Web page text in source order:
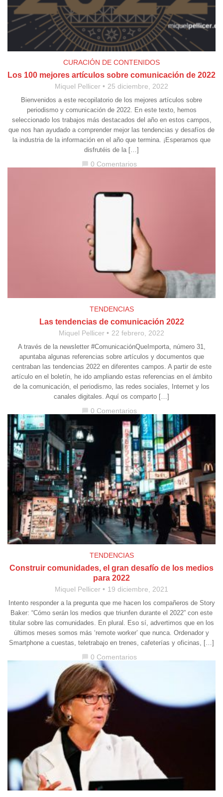
CURACIÓN DE CONTENIDOS
Los 100 mejores artículos sobre comunicación de 2022
Miquel Pellicer 25 diciembre, 2022
Bienvenidos a este recopilatorio de los mejores artículos sobre
periodismo y comunicación de 2022. En este texto, hemos
seleccionado los trabajos más destacados del año en estos campos,
que nos han ayudado a comprender mejor las tendencias y desafíos de
la industria de la información en el año que termina. ¡Esperamos que
disfrutéis de la […]
chat_bubble 0 Comentarios
TENDENCIAS
Las tendencias de comunicación 2022
Miquel Pellicer 22 febrero, 2022
A través de la newsletter #ComunicaciónQueImporta, número 31,
apuntaba algunas referencias sobre artículos y documentos que
centraban las tendencias 2022 en diferentes campos. A partir de este
artículo en el boletín, he ido ampliando estas referencias en el ámbito
de la comunicación, el periodismo, las redes sociales, Internet y los
canales digitales. Aquí os comparto […]
0 Comentarios
TENDENCIAS
Construir comunidades, el gran desafío de los medios
para 2022
Miquel Pellicer 19 diciembre, 2021
Intento responder a la pregunta que me hacen los compañeros de Story
Baker: “Cómo serán los medios que triunfen durante el 2022” con este
titular sobre las comunidades. En plural. Eso sí, advertimos que en los
últimos meses somos más ‘remote worker’ que nunca. Ordenador y
Smartphone a cuestas, teletrabajo en trenes, cafeterías y oficinas, […]
0 Comentarios